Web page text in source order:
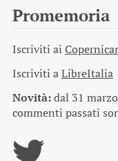
Promemoria
Iscriviti ai
Iscriviti aLibreItalia
Novità:dal 31
commenti passati